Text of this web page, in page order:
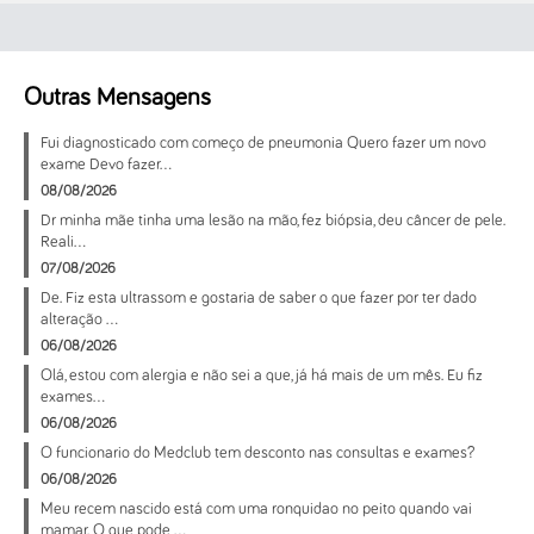
Outras Mensagens
Fui diagnosticado com começo de pneumonia Quero fazer um novo
exame Devo fazer...
08/08/2026
Dr minha mãe tinha uma lesão na mão, fez biópsia, deu câncer de pele.
Reali...
07/08/2026
De. Fiz esta ultrassom e gostaria de saber o que fazer por ter dado
alteração ...
06/08/2026
Olá, estou com alergia e não sei a que, já há mais de um mês. Eu fiz
exames...
06/08/2026
O funcionario do Medclub tem desconto nas consultas e exames?
06/08/2026
Meu recem nascido está com uma ronquidao no peito quando vai
mamar. O que pode ...